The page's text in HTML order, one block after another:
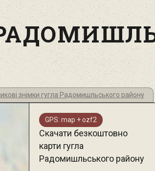
знімки гугла Радомишльського району
GPS: map + ozf2
Скачати безкоштовно
карти гугла
Радомишльського району